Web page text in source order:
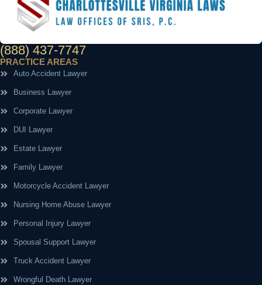
(888) 437-7747
PRACTICE AREAS
Auto Accident Lawyer
Business Lawyer
Corporate Lawyer
DUI Lawyer
Estate Lawyer
Family Lawyer
Motorcycle Accident Lawyer
Nursing Home Abuse Lawyer
Personal Injury Lawyer
Spousal Support Lawyer
Truck Accident Lawyer
Wrongful Death Lawyer